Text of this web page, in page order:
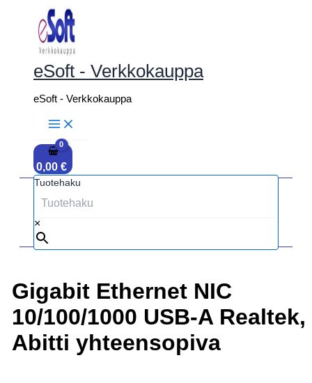
sisältöön
eSoft - Verkkokauppa
eSoft - Verkkokauppa
0,00 €
Tuotehaku
×
Gigabit Ethernet NIC
10/100/1000 USB-A Realtek,
Abitti yhteensopiva